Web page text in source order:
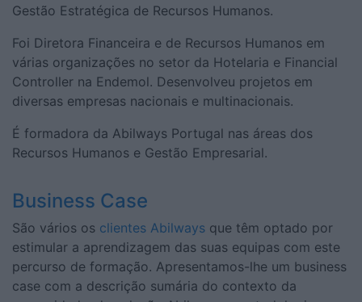
Gestão Estratégica de Recursos Humanos.
Foi Diretora Financeira e de Recursos Humanos em
várias organizações no setor da Hotelaria e Financial
Controller na Endemol. Desenvolveu projetos em
diversas empresas nacionais e multinacionais.
É formadora da Abilways Portugal nas áreas dos
Recursos Humanos e Gestão Empresarial.
Business Case
São vários os clientes Abilways que têm optado por
estimular a aprendizagem das suas equipas com este
percurso de formação. Apresentamos-lhe um business
case com a descrição sumária do contexto da